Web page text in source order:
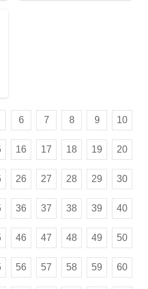
6 7 8 9 10
16 17 18 19 20
26 27 28 29 30
36 37 38 39 40
46 47 48 49 50
56 57 58 59 60